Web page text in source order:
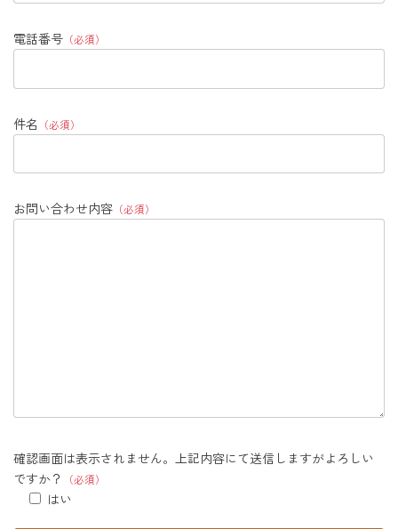
電話番号 （必須）
件名 （必須）
お問い合わせ内容 （必須）
確認画面は表示されません。上記内容にて送信しますがよろしい
ですか？
（必須）
はい